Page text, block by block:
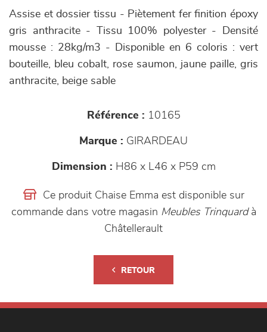
Assise et dossier tissu - Piètement fer finition époxy
gris anthracite - Tissu 100% polyester - Densité
mousse : 28kg/m3 - Disponible en 6 coloris : vert
bouteille, bleu cobalt, rose saumon, jaune paille, gris
anthracite, beige sable
Référence : 10165
Marque : GIRARDEAU
Dimension : H86 x L46 x P59 cm
Ce produit Chaise Emma est disponible sur
commande dans votre magasin Meubles Trinquard à
Châtellerault
RETOUR